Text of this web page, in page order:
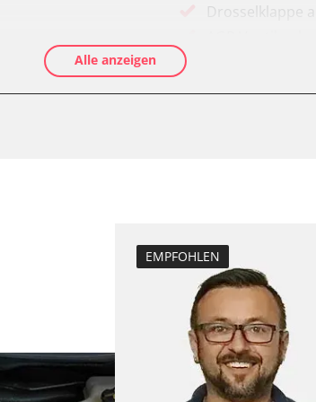
Drosselklappe
Differenzdruck
Elektronische
ESP test
Funktionstest
Grundeinstellung
Alle anzeigen
EMPFOHLEN